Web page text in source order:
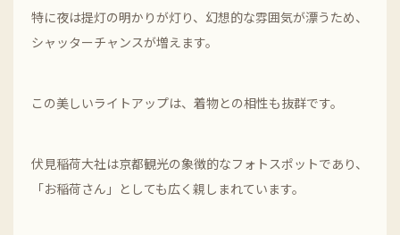
特に夜は提灯の明かりが灯り、幻想的な雰囲気が漂うため、
シャッターチャンスが増えます。
この美しいライトアップは、着物との相性も抜群です。
伏見稲荷大社は京都観光の象徴的なフォトスポットであり、
「お稲荷さん」としても広く親しまれています。